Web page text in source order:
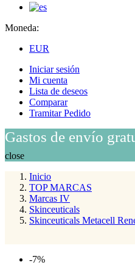
Moneda:
EUR
Iniciar sesión
Mi cuenta
Lista de deseos
Comparar
Tramitar Pedido
Gastos de envío
close
Inicio
TOP MARCAS
Marcas IV
Skinceuticals
Skinceuticals Metacell
-7%